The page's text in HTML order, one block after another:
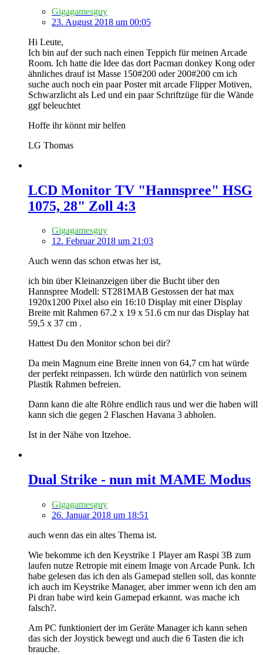
Gigagamesguy
23. August 2018 um 00:05
Hi Leute,
Ich bin auf der such nach einen Teppich für meinen Arcade
Room. Ich hatte die Idee das dort Pacman donkey Kong oder
ähnliches drauf ist Masse 150#200 oder 200#200 cm ich
suche auch noch ein paar Poster mit arcade Flipper Motiven,
Schwarzlicht als Led und ein paar Schriftzüge für die Wände
ggf beleuchtet
Hoffe ihr könnt mir helfen
LG Thomas
LCD Monitor TV "Hannspree" HSG
1075, 28" Zoll 4:3
Gigagamesguy
12. Februar 2018 um 21:03
Auch wenn das schon etwas her ist,
ich bin über Kleinanzeigen über die Bucht über den
Hannspree Modell: ST281MAB Gestossen der hat max
1920x1200 Pixel also ein 16:10 Display mit einer Display
Breite mit Rahmen 67.2 x 19 x 51.6 cm nur das Display hat
59,5 x 37 cm .
Hattest Du den Monitor schon bei dir?
Da mein Magnum eine Breite innen von 64,7 cm hat würde
der perfekt reinpassen. Ich würde den natürlich von seinem
Plastik Rahmen befreien.
Dann kann die alte Röhre endlich raus und wer die haben will
kann sich die gegen 2 Flaschen Havana 3 abholen.
Ist in der Nähe von Itzehoe.
Dual Strike - nun mit MAME Modus
Gigagamesguy
26. Januar 2018 um 18:51
auch wenn das ein altes Thema ist.
Wie bekomme ich den Keystrike 1 Player am Raspi 3B zum
laufen nutze Retropie mit einem Image von Arcade Punk. Ich
habe gelesen das ich den als Gamepad stellen soll, das konnte
ich auch im Keystrike Manager, aber immer wenn ich den am
Pi dran habe wird kein Gamepad erkannt. was mache ich
falsch?.
Am PC funktioniert der im Geräte Manager ich kann sehen
das sich der Joystick bewegt und auch die 6 Tasten die ich
brauche.